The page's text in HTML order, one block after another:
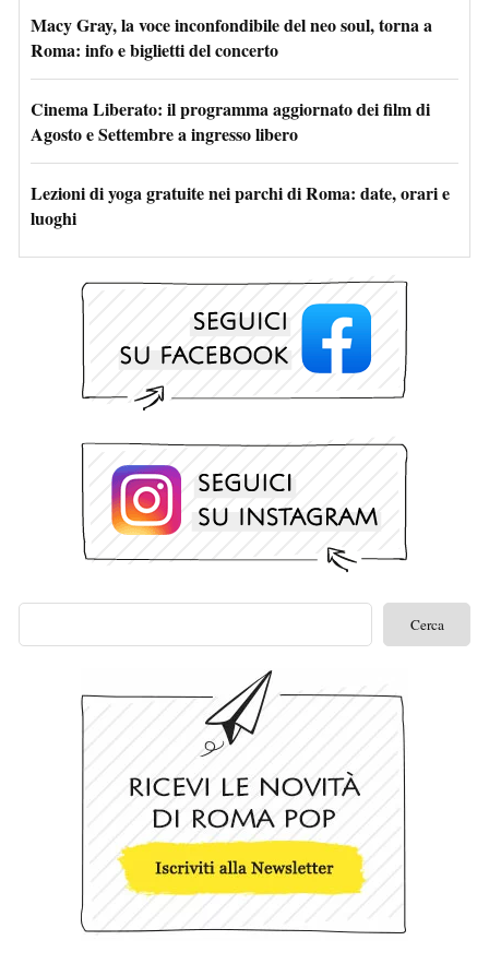
Macy Gray, la voce inconfondibile del neo soul, torna a
Roma: info e biglietti del concerto
Cinema Liberato: il programma aggiornato dei film di
Agosto e Settembre a ingresso libero
Lezioni di yoga gratuite nei parchi di Roma: date, orari e
luoghi